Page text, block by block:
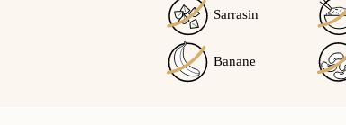
Sarrasin
Banane